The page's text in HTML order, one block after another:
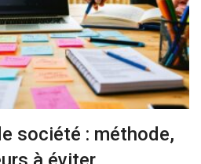
société : méthode,